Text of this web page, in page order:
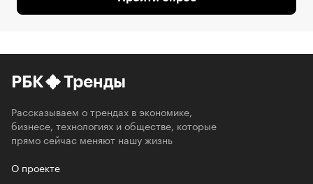
РБК Тренды
Рассказываем о трендах в экономике,
бизнесе, технологиях и обществе, которые
прямо сейчас меняют нашу жизнь
О проекте